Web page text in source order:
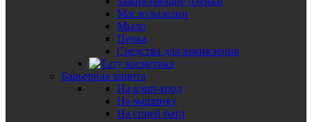
Масло/вазелин
Мыло
Пенка
Средства для заживления
Барьерная защита
На клип-корд
На машинку
На спрей батл